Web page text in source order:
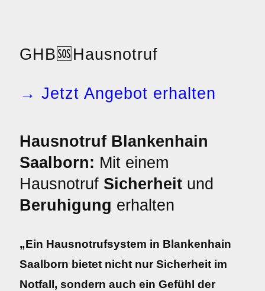
GHB🆘 Hausnotruf
→ Jetzt Angebot erhalten
Hausnotruf Blankenhain
Saalborn: Mit einem
Hausnotruf Sicherheit und
Beruhigung erhalten
„Ein Hausnotrufsystem in Blankenhain
Saalborn bietet nicht nur Sicherheit im
Notfall, sondern auch ein Gefühl der